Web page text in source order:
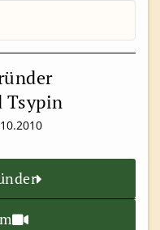
Tsypin